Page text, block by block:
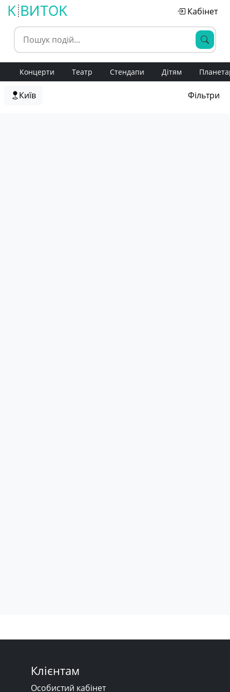
Кабінет
Концерти Театр Стендапи Дітям
Київ Фільтри
Клієнтам
Особистий кабінет